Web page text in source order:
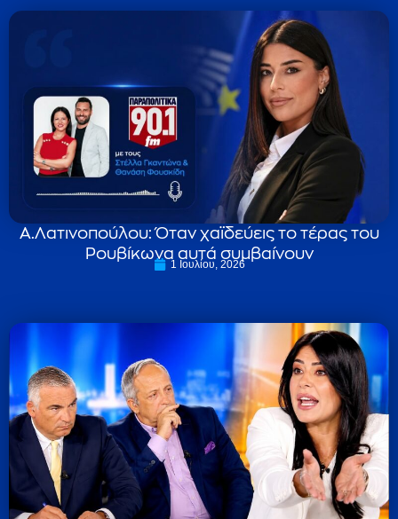
Α.Λατινοπούλου: Όταν χαϊδεύεις το τέρας του
Ρουβίκωνα αυτά συμβαίνουν
1 Ιουλίου, 2026